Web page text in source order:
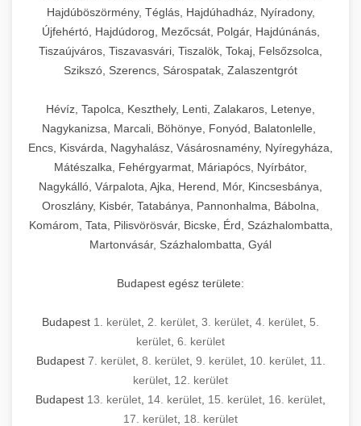
Hajdúböszörmény, Téglás, Hajdúhadház, Nyíradony,
Újfehértó, Hajdúdorog, Mezőcsát, Polgár, Hajdúnánás,
Tiszaújváros, Tiszavasvári, Tiszalök, Tokaj, Felsőzsolca,
Szikszó, Szerencs, Sárospatak, Zalaszentgrót
Hévíz, Tapolca, Keszthely, Lenti, Zalakaros, Letenye,
Nagykanizsa, Marcali, Böhönye, Fonyód, Balatonlelle,
Encs, Kisvárda, Nagyhalász, Vásárosnamény, Nyíregyháza,
Mátészalka, Fehérgyarmat, Máriapócs, Nyírbátor,
Nagykálló, Várpalota, Ajka, Herend, Mór, Kincsesbánya,
Oroszlány, Kisbér, Tatabánya, Pannonhalma, Bábolna,
Komárom, Tata, Pilisvörösvár, Bicske, Érd, Százhalombatta,
Martonvásár, Százhalombatta, Gyál
Budapest egész területe:
Budapest 1. kerület 2. kerület 3. kerület 4. kerület 5.
kerület 6. kerület
Budapest 7. kerület, 8. kerület, 9. kerület, 10. kerület, 11.
kerület 12. kerület
Budapest 13. kerület 14. kerület 15. kerület 16. kerület
17. kerület 18. kerület